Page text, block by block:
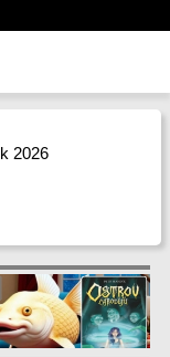
2026